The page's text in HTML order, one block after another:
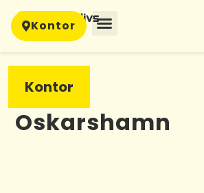
Kontor
Kontor
Oskarshamn